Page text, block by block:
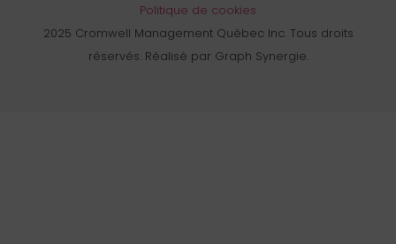
Politique de cookies
2025 Cromwell Management Québec Inc. Tous droits
réservés. Réalisé par Graph Synergie.